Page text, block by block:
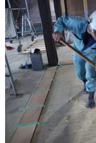
語言
東京
編輯部通知